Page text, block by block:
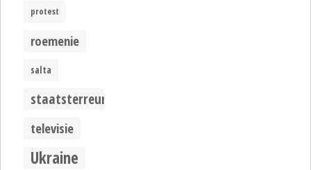
protest
roemenie
salta
staatsterreur
televisie
Ukraine